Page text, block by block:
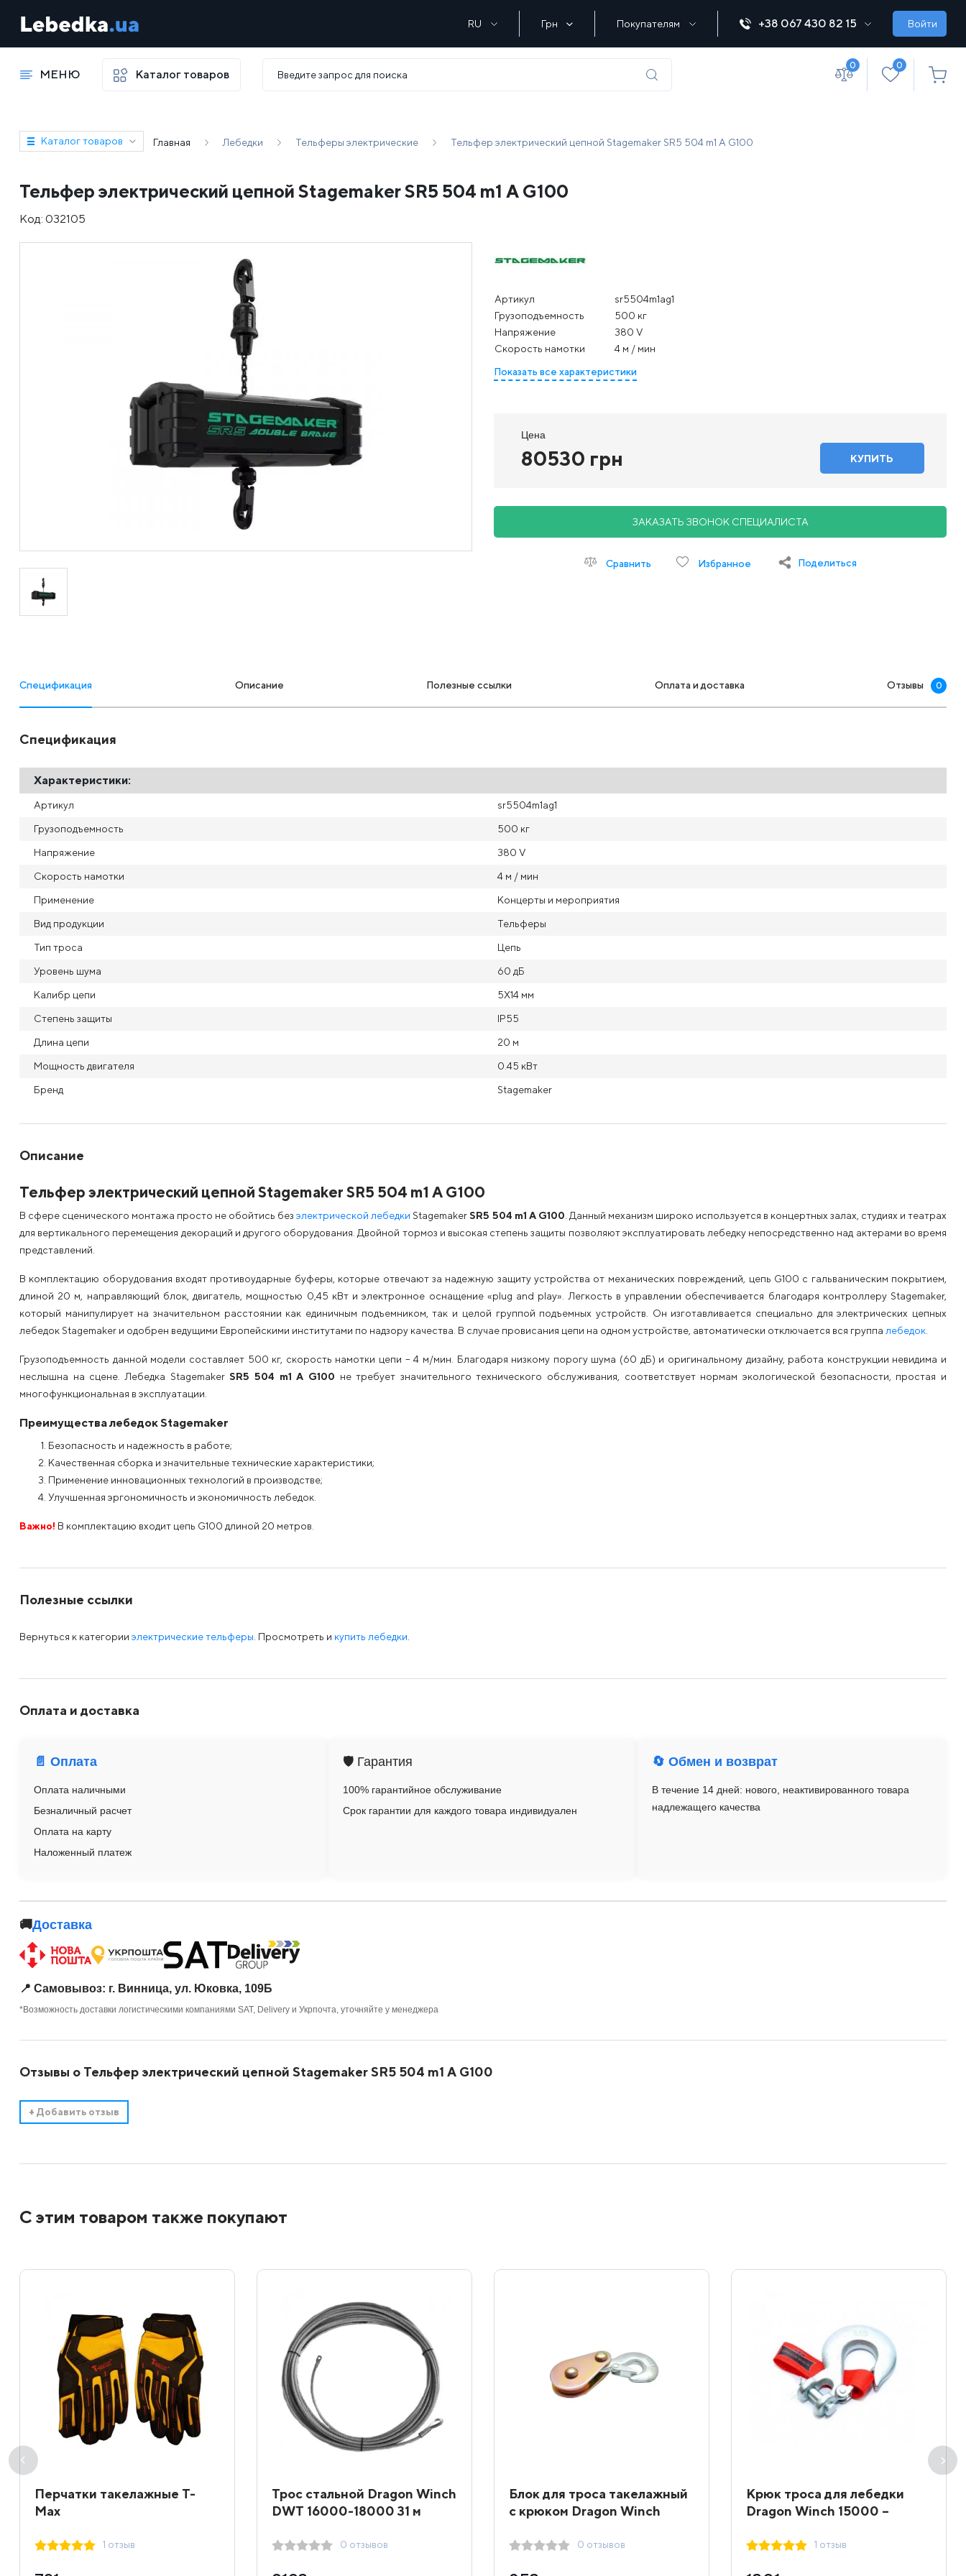
RU Грн Покупателям +38 067 430 82 15 Войти
МЕНЮ Каталог товаров
0 0
Каталог товаров Главная Лебедки Тельферы электрические Тельфер электрический цепной Stagemaker SR5 504 m1 A G100
Тельфер электрический цепной Stagemaker SR5 504 m1 A G100
Код: 032105
Артикул
sr5504m1ag1
Грузоподъемность
500 кг
Напряжение
380 V
Скорость намотки
4 м / мин
Показать все характеристики
Цена
80530 грн
ЗАКАЗАТЬ ЗВОНОК СПЕЦИАЛИСТА
Сравнить Избранное Поделиться
Спецификация Описание Полезные ссылки Оплата и доставка Отзывы 0
Спецификация
Характеристики:
Артикул sr5504m1ag1
Грузоподъемность 500 кг
Напряжение 380 V
Скорость намотки 4 м / мин
Применение Концерты и мероприятия
Вид продукции Тельферы
Тип троса Цепь
Уровень шума 60 дБ
Калибр цепи 5X14 мм
Степень защиты IP55
Длина цепи 20 м
Мощность двигателя 0.45 кВт
Бренд Stagemaker
Описание
Тельфер электрический цепной Stagemaker SR5 504 m1 A G100
В сфере сценического монтажа просто не обойтись безэлектрической лебедки StagemakerSR5 504 m1 A G100 . Данный механизм широко используется в концертных залах, студиях и театрах
для вертикального перемещения декораций и другого оборудования. Двойной тормоз и высокая степень защиты позволяют эксплуатировать лебедку непосредственно над актерами во время
представлений.
В комплектацию оборудования входят противоударные буферы, которые отвечают за надежную защиту устройства от механических повреждений, цепь G100 с гальваническим покрытием,
длиной 20 м, направляющий блок, двигатель, мощностью 0,45 кВт и электронное оснащение «plug and play». Легкость в управлении обеспечивается благодаря контроллеру Stagemaker,
который манипулирует на значительном расстоянии как единичным подъемником, так и целой группой подъемных устройств. Он изготавливается специально для электрических цепных
лебедок Stagemaker и одобрен ведущими Европейскими институтами по надзору качества. В случае провисания цепи на одном устройстве, автоматически отключается вся группа лебедок
Грузоподъемность данной модели составляет 500 кг, скорость намотки цепи – 4 м/мин. Благодаря низкому порогу шума (60 дБ) и оригинальному дизайну, работа конструкции невидима и
неслышна на сцене. Лебедка StagemakerSR5 504 m1 A G100 не требует значительного технического обслуживания, соответствует нормам экологической безопасности, простая и
многофункциональная в эксплуатации.
Преимущества лебедок Stagemaker
Безопасность и надежность в работе;
Качественная сборка и значительные технические характеристики;
Применение инновационных технологий в производстве;
Улучшенная эргономичность и экономичность лебедок.
Важно! В комплектацию входит цепь G100 длиной 20 метров.
Полезные ссылки
Вернуться к категории электрические тельферы . Просмотреть и купить лебедки
Оплата и доставка
📄 Оплата
Оплата наличными
Безналичный расчет
Оплата на карту
Наложенный платеж
🛡️ Гарантия
100% гарантийное обслуживание
Срок гарантии для каждого товара индивидуален
🔄 Обмен и возврат
В течение 14 дней: нового, неактивированного товара
надлежащего качества
🚚Доставка
📍 Самовывоз: г. Винница, ул. Юковка, 109Б
*Возможность доставки логистическими компаниями SAT, Delivery и Укрпочта, уточняйте у менеджера
Отзывы о Тельфер электрический цепной Stagemaker SR5 504 m1 A G100
+ Добавить отзыв
С этим товаром также покупают
Перчатки такелажные T-
Max
1 отзыв
Трос стальной Dragon Winch
DWT 16000-18000 31 м
0 отзывов
Блок для троса такелажный
с крюком Dragon Winch
0 отзывов
Крюк троса для лебедки
Dragon Winch 15000 –
1 отзыв